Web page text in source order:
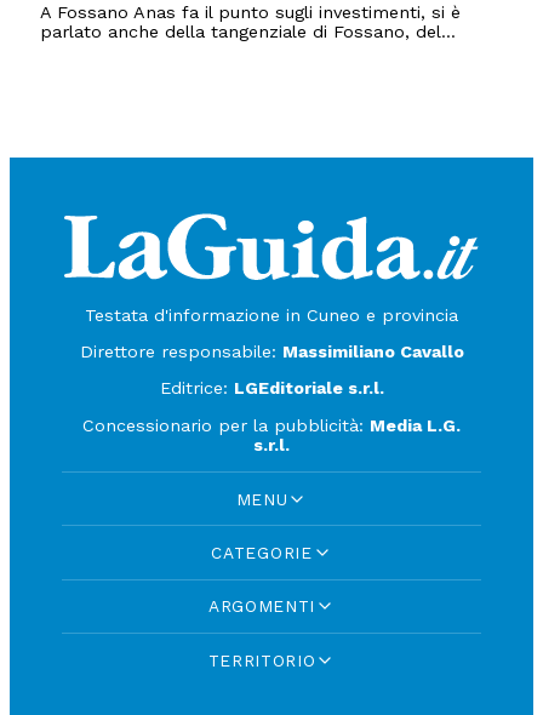
A Fossano Anas fa il punto sugli investimenti, si è
parlato anche della tangenziale di Fossano, del...
Testata d'informazione in Cuneo e provincia
Direttore responsabile: Massimiliano Cavallo
Editrice: LGEditoriale s.r.l.
Concessionario per la pubblicità: Media L.G.
s.r.l.
MENU
CATEGORIE
ARGOMENTI
TERRITORIO